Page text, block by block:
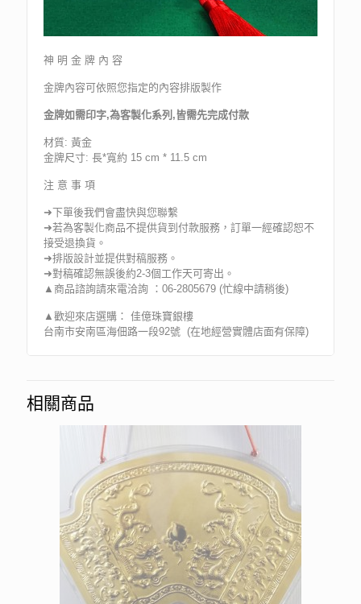
神 明 金 牌 內 容
金牌內容可依照您指定的內容排版製作
金牌如需印字,為客製化系列,皆需先完成付款
材質: 黃金
金牌尺寸: 長*寬約 15 cm * 11.5 cm
注 意 事 項
➜下單後我們會盡快與您聯繫
➜若為客製化商品不提供貨到付款服務，訂單一經確認恕不
接受退換貨。
➜排版設計並提供對稿服務。
➜對稿確認無誤後約2-3個工作天可寄出。
▲商品諮詢請來電洽詢 ：06-2805679 (忙線中請稍後)
▲歡迎來店選購： 佳億珠寶銀樓
台南市安南區海佃路一段92號 (在地經營實體店面有保障)
相關商品